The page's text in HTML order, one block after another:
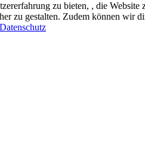
zu bieten, , die Website
zu gestalten. Zudem können wir
Datenschutz